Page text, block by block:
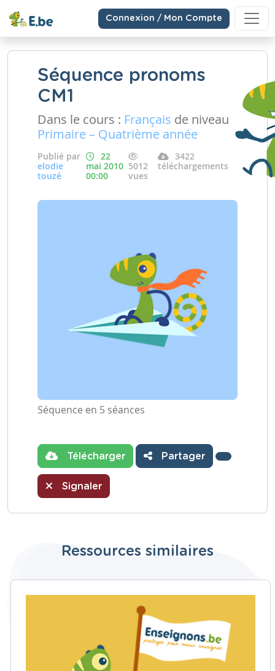
Connexion / Mon Compte
Séquence pronoms
CM1
Dans le cours : Français de niveau
Primaire – Quatrième année
Publié par
elodie
touzé
22
mai 2010
00:00
5012
vues
3422
téléchargements
Séquence en 5 séances
Télécharger Partager
Signaler
Ressources similaires